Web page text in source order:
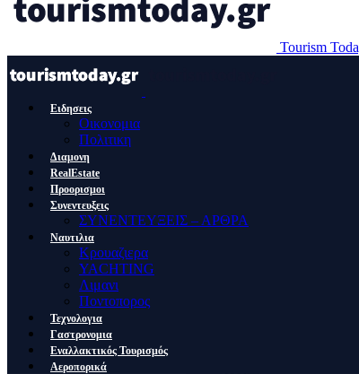
Tourism
Ειδησεις
Οικονομια
Πολιτικη
Διαμονη
RealEstate
Προορισμοι
Συνεντευξεις
ΣΥΝΕΝΤΕΥΞΕΙΣ – ΑΡΘΡΑ
Ναυτιλια
Κρουαζιερα
YACHTING
Λιμανι
Ποντοπορος
Τεχνολογια
Γαστρονομια
Εναλλακτικός Τουρισμός
Αεροπορικά